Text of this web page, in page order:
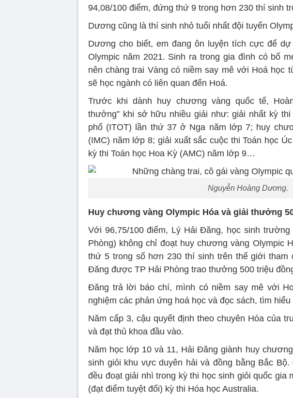
94,08/100 điểm, đứng thứ 9 trong hơn 230 thí sinh
Dương cũng là thí sinh nhỏ tuổi nhất đội tuyển
Dương cho biết, em đang ôn luyện tích cực để
Olympic năm 2021. Sinh ra trong gia đình có bố
nên chàng trai Vàng có niềm say mê với Hoá học
sẽ học ngành có liên quan đến Hoá.
Trước khi dành huy chương vàng quốc tế,
thưởng” khi sở hữu nhiều giải như: giải nhất kỳ
phố (ITOT) lần thứ 37 ở Nga năm lớp 7; huy
(IMC) năm lớp 8; giải xuất sắc cuộc thi Toán học
kỳ thi Toán học Hoa Kỳ (AMC) năm lớp 9…
Nguyễn Hoàng Dương.
Huy chương vàng Olympic Hóa và giải thưởng
Với 96,75/100 điểm, Lý Hải Đăng, học sinh trường
Phòng) không chỉ đoạt huy chương vàng Olympic
thứ 5 trong số hơn 230 thí sinh trên thế giới tham
Đăng được TP Hải Phòng trao thưởng 500 triệu
Đăng trả lời báo chí, mình có niềm say mê với
nghiệm các phản ứng hoá học và đọc sách, tìm
Năm cấp 3, cậu quyết định theo chuyên Hóa của
và đạt thủ khoa đầu vào.
Năm học lớp 10 và 11, Hải Đăng giành huy
sinh giỏi khu vực duyên hải và đồng bằng Bắc
đều đoạt giải nhì trong kỳ thi học sinh giỏi quốc gia
(đạt điểm tuyệt đối) kỳ thi Hóa học Australia.